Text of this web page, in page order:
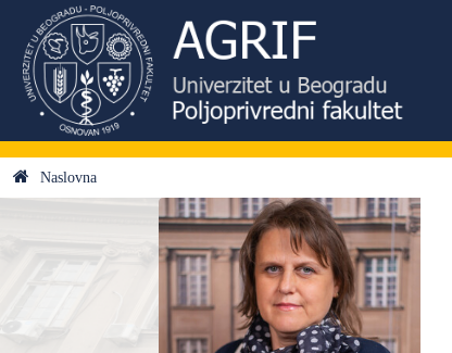
Naslovna